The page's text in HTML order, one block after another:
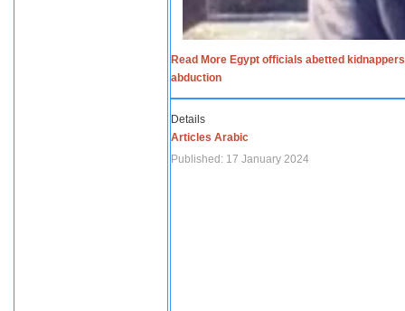
Read More Egypt officials abetted
abduction
Details
Articles Arabic
Published: 17 January 2024